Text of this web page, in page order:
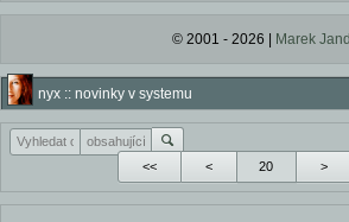
© 2001 - 2026 | Marek
nyx :: novinky v systemu
<< < >